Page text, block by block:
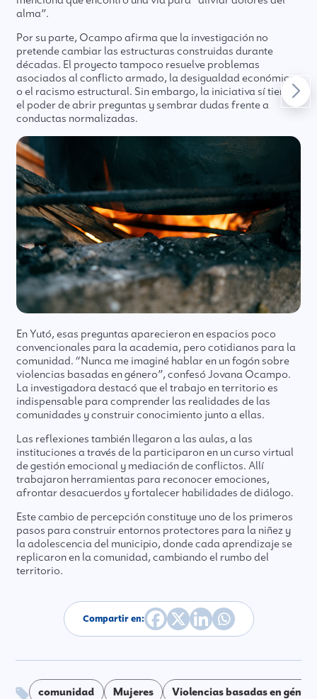
alma”.
Por su parte, Ocampo afirma que la investigación no
pretende cambiar las estructuras construidas durante
décadas. El proyecto tampoco resuelve problemas
asociados al conflicto armado, la desigualdad económica
o el racismo estructural. Sin embargo, la iniciativa sí tiene
el poder de abrir preguntas y sembrar dudas frente a
conductas normalizadas.
En Yutó, esas preguntas aparecieron en espacios poco
convencionales para la academia, pero cotidianos para la
comunidad. “Nunca me imaginé hablar en un fogón sobre
violencias basadas en género”, confesó Jovana Ocampo.
La investigadora destacó que el trabajo en territorio es
indispensable para comprender las realidades de las
comunidades y construir conocimiento junto a ellas.
Las reflexiones también llegaron a las aulas, a las
instituciones a través de la participaron en un curso virtual
de gestión emocional y mediación de conflictos. Allí
trabajaron herramientas para reconocer emociones,
afrontar desacuerdos y fortalecer habilidades de diálogo.
Este cambio de percepción constituye uno de los primeros
pasos para construir entornos protectores para la niñez y
la adolescencia del municipio, donde cada aprendizaje se
replicaron en la comunidad, cambiando el rumbo del
territorio.
Compartir en:
comunidad Mujeres Violencias basadas en